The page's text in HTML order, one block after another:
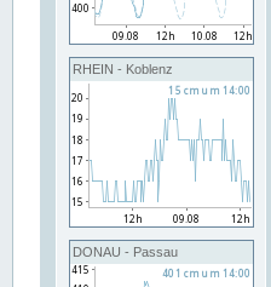
RHEIN - Koblenz
DONAU - Passau